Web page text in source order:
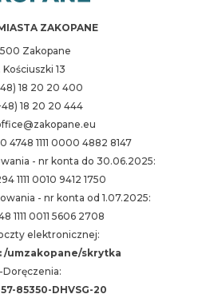
ZAKOPANE
Zakopane
Kościuszki 13
18 20 20 400
18 20 20 444
4748 1111 0000 4882 8147
- nr konta do 30.06.2025:
1111 0010 9412 1750
- nr konta od 1.07.2025:
1111 0011 5606 2708
elektronicznej:
/umzakopane/skrytka
Doręczenia:
85350-DHVSG-20